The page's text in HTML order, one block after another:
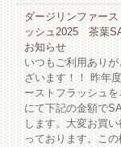
ダージリンファース
ッシュ2025 茶葉
お知らせ
いつもご利用ありが
ざいます！！ 昨年
ーストフラッシュを
にて下記の金額で
します。大変お買い
っております。この